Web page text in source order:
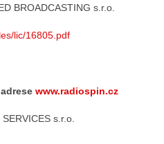
BROADCASTING s.r.o.
lic/16805.pdf
www.radiospin.cz
s.r.o.